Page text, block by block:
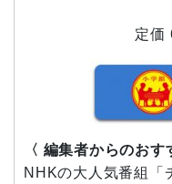
定価
〈 編集者からのおす
NHKの大人気番組「